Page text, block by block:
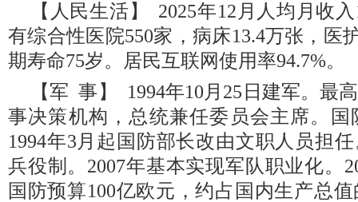
【人民生活】 2025年12月人均月收
有综合性医院550家，病床13.4万张，医
期寿命75岁。居民互联网使用率94.7%。
【军 事】 1994年10月25日建军。最
事决策机构，总统兼任委员会主席。
1994年3月起国防部长改由文职人员担
兵役制。2007年基本实现军队职业化。
国防预算100亿欧元，约占国内生产总